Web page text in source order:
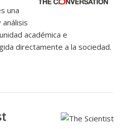
una
académica e
directamente a la sociedad.